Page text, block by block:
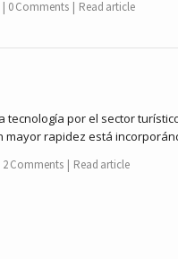
0 Comments Read article
tecnología por el sector
mayor rapidez está
2 Comments Read article